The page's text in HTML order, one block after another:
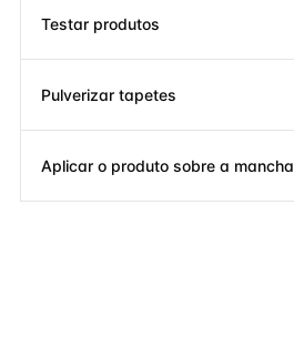
Testar produtos
Pulverizar tapetes
Aplicar o produto sobre a mancha